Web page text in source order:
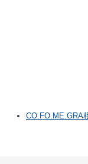
CO.FO.ME.GRA